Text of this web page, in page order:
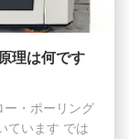
理は何です
・ポーリング
ています では